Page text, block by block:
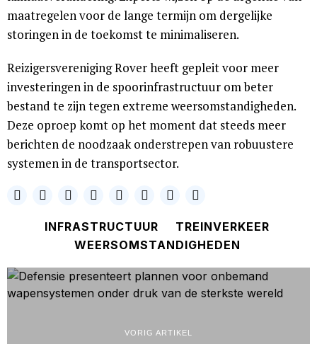
maatregelen voor de lange termijn om dergelijke
storingen in de toekomst te minimaliseren.
Reizigersvereniging Rover heeft gepleit voor meer
investeringen in de spoorinfrastructuur om beter
bestand te zijn tegen extreme weersomstandigheden.
Deze oproep komt op het moment dat steeds meer
berichten de noodzaak onderstrepen van robuustere
systemen in de transportsector.
INFRASTRUCTUUR
TREINVERKEER
WEERSOMSTANDIGHEDEN
VORIG ARTIKEL